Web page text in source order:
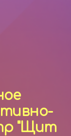
"Щит